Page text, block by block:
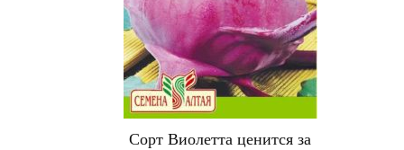
Сорт Виолетта ценится за